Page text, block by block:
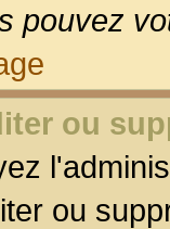
pouvez
ou
ou